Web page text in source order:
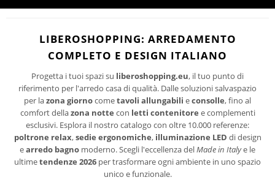
I suoi dati personali verranno trattati per le finalità connesse all'invio delle newsletter.
Per maggiori informazioni sul trattamento dei dati personali consultare la privacy policy
LIBEROSHOPPING: ARREDAMENTO
COMPLETO E DESIGN ITALIANO
Progetta i tuoi spazi su liberoshopping.eu, il tuo punto di
riferimento per l'arredo casa di qualità. Dalle soluzioni salvaspazio
per lazona giornocometavoli allungabili econsolle, fino al
comfort dellazona notte con letti contenitore e complementi
esclusivi. Esplora il nostro catalogo con oltre 10.000 referenze:
poltrone relax,sedie ergonomiche, illuminazione LED di design
earredo bagno moderno. Scegli l'eccellenza delMade in Italye le
ultimetendenze 2026 per trasformare ogni ambiente in uno spazio
unico e funzionale.